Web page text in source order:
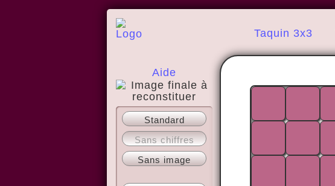
Taquin 3x3
Aide
A propos
Standard
Sans chiffres
Sans image